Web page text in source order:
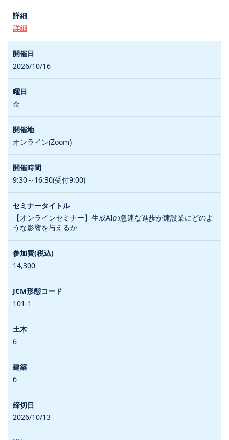
詳細
2026/10/16
金
オンライン(Zoom)
9:30～16:30(受付9:00)
【オンラインセミナー】生成AIの急速な進歩が建設業にどのよ
うな影響を与えるか
14,300
101-1
6
6
2026/10/13